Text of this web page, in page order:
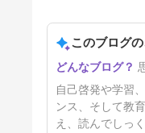
※【広告】緊急！
再封鎖！【ネッ
ト】ニュープロ
功ゲット！
10日前
このブログ
自己啓発や学習
ンス、そして教
え、読んでしっ